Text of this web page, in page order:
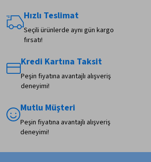
Hızlı Teslimat
Seçili ürünlerde aynı gün kargo
fırsatı!
Kredi Kartına Taksit
Peşin fiyatına avantajlı alışveriş
deneyimi!
Mutlu Müşteri
Peşin fiyatına avantajlı alışveriş
deneyimi!